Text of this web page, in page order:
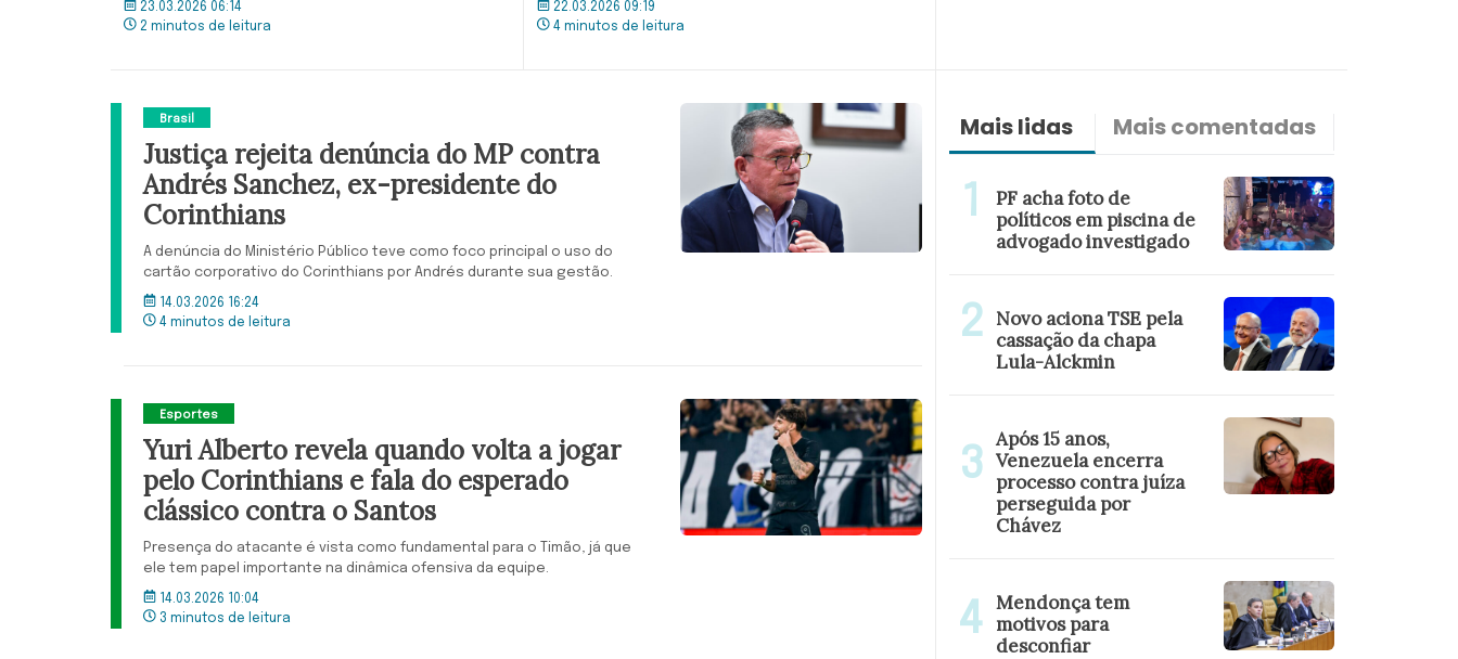
23.03.2026 06:14
2 minutos de leitura
22.03.2026 09:19
4 minutos de leitura
Brasil
Justiça rejeita denúncia do MP contra
Andrés Sanchez, ex-presidente do
Corinthians
A denúncia do Ministério Público teve como foco principal o uso do
cartão corporativo do Corinthians por Andrés durante sua gestão.
14.03.2026 16:24
4 minutos de leitura
Esportes
Yuri Alberto revela quando volta a jogar
pelo Corinthians e fala do esperado
clássico contra o Santos
Presença do atacante é vista como fundamental para o Timão, já que
ele tem papel importante na dinâmica ofensiva da equipe.
14.03.2026 10:04
3 minutos de leitura
Mais lidas Mais comentadas
PF acha foto de
políticos em piscina de
advogado investigado
Novo aciona TSE pela
cassação da chapa
Lula-Alckmin
Após 15 anos,
Venezuela encerra
processo contra juíza
perseguida por
Chávez
Mendonça tem
motivos para
desconfiar